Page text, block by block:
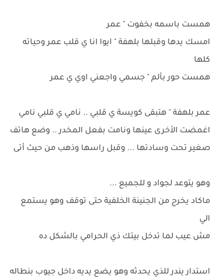
همست باسمه بخفوت " عمر
امسك يدها وقبلها بلهفة " ايوا انا ي قلب عمر وحياته
كلها
همست حور بألم " جسمي واجعني اوي ي عمر
عمر بلهفة " هتبقى كويسة ي قلبي .. نامي ي قلبي نامي
اغمضت الأخرى عينها ونامت بفعل المخدر .. وضع هاتف
صغير تحت وسادتها ... وقبل راسها وذهب من حيث أتى
وهو يتوعد لجواد و للجميع ...
ماكاد يخرج من الجنينة الخلفية حتى توقف وهو يستمع
الي
مش عيب لما تدخل بيتك ذي الحرامي بالشكل ده
استدار يندر للذي يحدثه وهو يضع يديه داخل جيوب بنطاله